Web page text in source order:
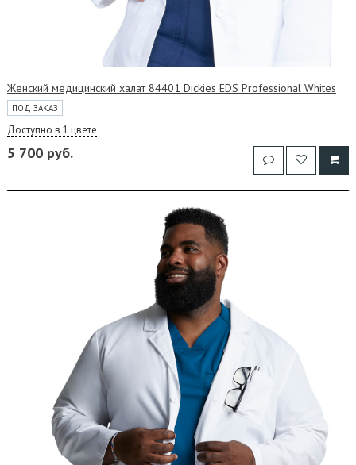
Женский медицинский халат 84401 Dickies EDS Professional Whites
ПОД ЗАКАЗ
Доступно в 1 цвете
5 700 руб.